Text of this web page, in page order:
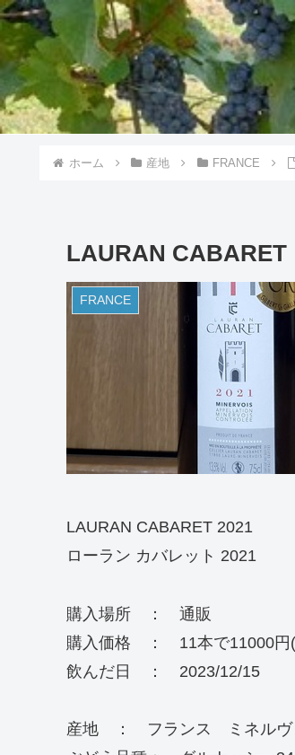
ホーム 産地 FRANCE
LAURAN CABARET
FRANCE
LAURAN CABARET 2021
ローラン カバレット 2021
購入場所 ： 通販
購入価格 ： 11本で11000円(
飲んだ日 ： 2023/12/15
産地 ： フランス ミネルヴ